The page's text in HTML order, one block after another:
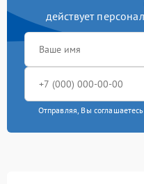
действует
Отправляя, Вы